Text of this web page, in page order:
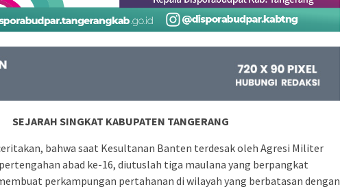
SEJARAH SINGKAT KABUPATEN TANGERANG
bahwa saat Kesultanan Banten terdesak oleh Agresi Militer
abad ke-16, diutuslah tiga maulana yang berpangkat
perkampungan pertahanan di wilayah yang berbatasan dengan